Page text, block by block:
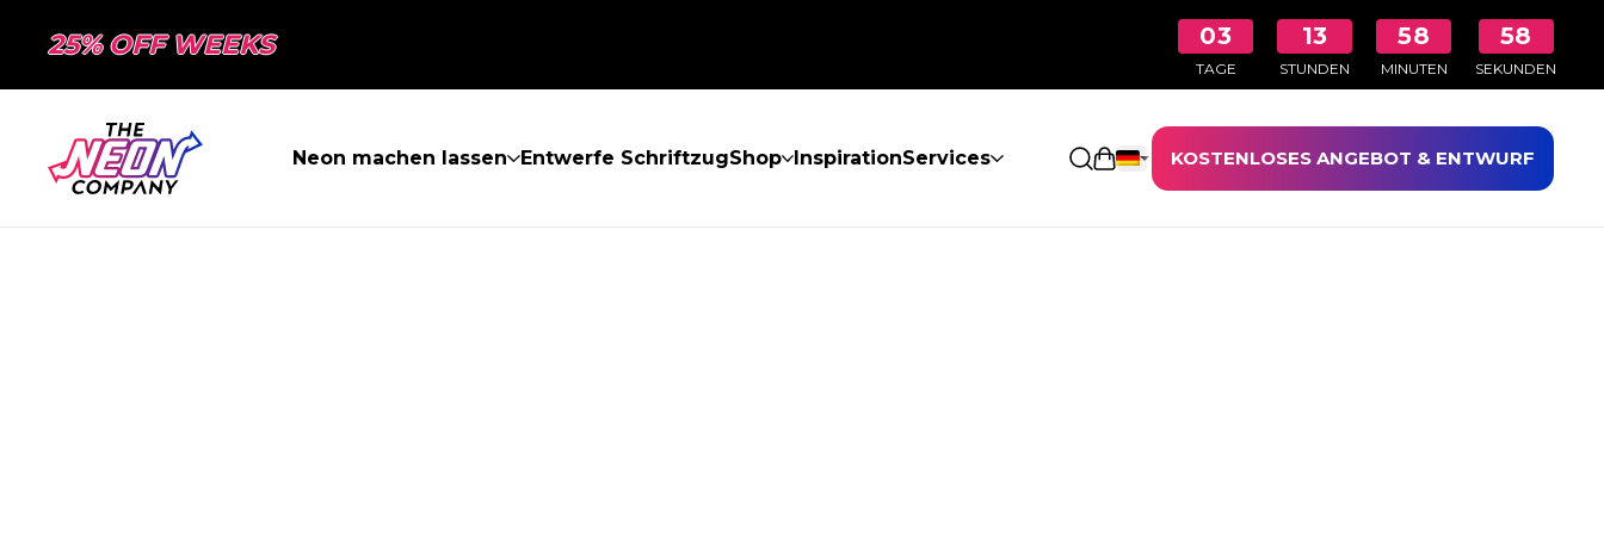
25% OFF WEEKS 03
TAGE
13
STUNDEN
58
MINUTEN
57
SEKUNDEN
Neon machen lassen Entwerfe SchriftzugShop InspirationServices Einkaufswagen öffnen
KOSTENLOSES ANGEBOT & ENTWURF